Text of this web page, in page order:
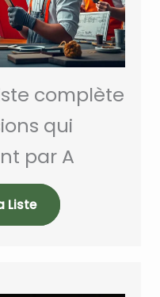
complète
qui
par A
Liste